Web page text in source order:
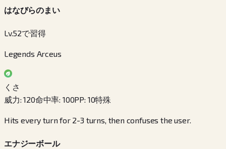
はなびらのまい
Lv.52で習得
Legends Arceus
くさ
威力:120命中率: 100PP: 10特殊
Hits every turn for 2-3 turns, then confuses the user.
エナジーボール